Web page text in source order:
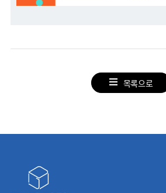
목록으로